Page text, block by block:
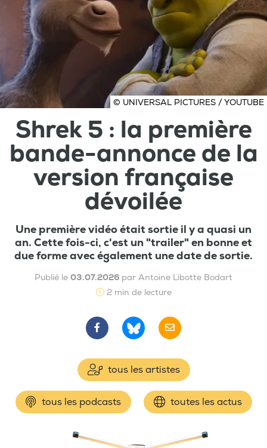
© UNIVERSAL PICTURES / YOUTUBE
Shrek 5 : la première
bande-annonce de la
version française
dévoilée
Une première vidéo était sortie il y a quasi un
an. Cette fois-ci, c'est un "trailer" en bonne et
due forme avec également une date de sortie.
Publié le 03.07.2026 par Antoine Libotte Bodart
2 min de lecture
tous les artistes
tous les podcasts toutes les actus